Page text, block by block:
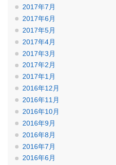
2017年7月
2017年6月
2017年5月
2017年4月
2017年3月
2017年2月
2017年1月
2016年12月
2016年11月
2016年10月
2016年9月
2016年8月
2016年7月
2016年6月